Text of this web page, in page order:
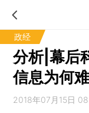
政经
分析|幕后
信息为何
2018年07月15日